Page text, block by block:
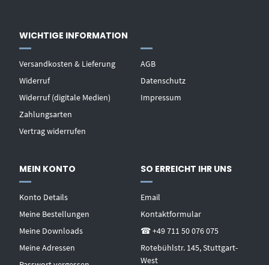
WICHTIGE INFORMATION
Versandkosten & Lieferung
Widerruf
Widerruf (digitale Medien)
Zahlungsarten
Vertrag widerrufen
AGB
Datenschutz
Impressum
MEIN KONTO
Konto Details
Meine Bestellungen
Meine Downloads
Meine Adressen
SO ERREICHT IHR UNS
Email
Kontaktformular
☎ +49 711 50 076 075
Rotebühlstr. 145, Stuttgart-
West